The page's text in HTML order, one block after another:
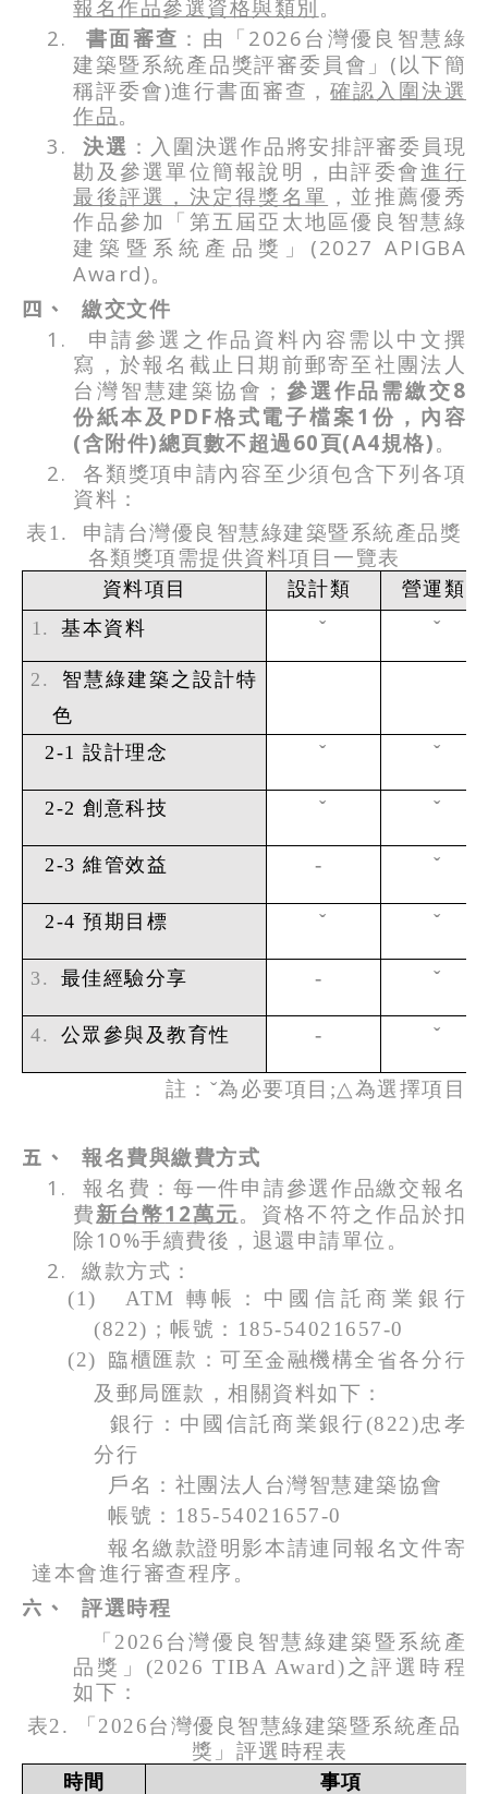
報名作品參選資格與類別 。
2. 書面審查 ：由「 2026 台灣優良智慧綠
建築暨系統產品獎評審委員會」 ( 以下簡
稱評委會)進行書面審查，確認入圍決選
作品。
3. 決選 ：入圍決選作品將安排評審委員現
勘及參選單位簡報說明，由評委會進行
最後評選，決定得獎名單 ，並推薦優秀
作品參加
「 第五屆亞太地區優良智慧綠
建築暨系統產品獎」 (2027 APIGBA
Award)。
四、 繳交文件
1.
申請參選之作品資料內容需以中文撰
寫，於報名截止日期前郵寄至社團法人
台灣智慧建築協會； 參選作品需繳交8
份紙本及 PDF格式電子檔案1 份，內容
(含附件)總頁數不超過60頁(A4規格)。
2.
各類獎項申請內容至少須包含下列各項
資料：
表 1.
申請台灣優良智慧綠建築暨系統產品獎
各類獎項需提供資料項目一覽表
資料項目 設計類
營運類
1.
基本資料 ˇ ˇ
2.
智慧綠建築之設計特
色
2-1設計理念 ˇ ˇ
2-2創意科技 ˇ ˇ
2-3維管效益 - ˇ
2-4預期目標 ˇ ˇ
3. 最佳經驗分享 - ˇ
4. 公眾參與及教育性 - ˇ
註： ˇ為必要項目 ;△為選擇項目
五、 報名費與繳費方式
1.
報名費：每一件申請參選作品繳交報名
費新台幣12萬元。資格不符之作品於扣
除 10%手續費後，退還申請單位。
2.
繳款方式：
(1)
ATM 轉帳：中國信託商業銀行
(822) ；帳號： 185-54021657-0
(2)
臨櫃匯款：可至金融機構全省各分行
及郵局匯款，相關資料如下：
銀行：中國信託商業銀行(822)忠孝
分行
戶名：社團法人台灣智慧建築協會
帳號： 185-54021657-0
報名繳款證明影本請連同報名文件寄
達本會進行審查程序。
六、
評選時程
「2026台灣優良智慧綠建築暨系統產
品獎」(2026 TIBA Award)之評選時程
如下：
表2. 「2026台灣優良智慧綠建築暨系統產品
獎」評選時程表
時間
事項
確認
送出